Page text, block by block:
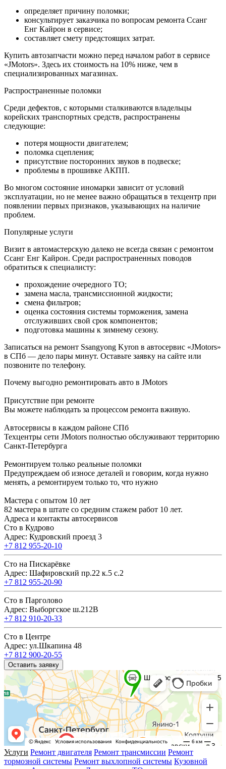
определяет причину поломки;
консультирует заказчика по вопросам ремонта Ссанг
Енг Кайрон в сервисе;
составляет смету предстоящих затрат.
Купить автозапчасти можно перед началом работ в сервисе
«JMotors». Здесь их стоимость на 10% ниже, чем в
специализированных магазинах.
Распространенные поломки
Среди дефектов, с которыми сталкиваются владельцы
корейских транспортных средств, распространены
следующие:
потеря мощности двигателем;
поломка сцепления;
присутствие посторонних звуков в подвеске;
проблемы в прошивке АКПП.
Во многом состояние иномарки зависит от условий
эксплуатации, но не менее важно обращаться в техцентр при
появлении первых признаков, указывающих на наличие
проблем.
Популярные услуги
Визит в автомастерскую далеко не всегда связан с ремонтом
Ссанг Енг Кайрон. Среди распространенных поводов
обратиться к специалисту:
прохождение очередного ТО;
замена масла, трансмиссионной жидкости;
смена фильтров;
оценка состояния системы торможения, замена
отслуживших свой срок компонентов;
подготовка машины к зимнему сезону.
Записаться на ремонт Ssangyong Kyron в автосервис «JMotors»
в СПб — дело пары минут. Оставьте заявку на сайте или
позвоните по телефону.
Почему выгодно ремонтировать авто в JMotors
Присутствие при ремонте
Вы можете наблюдать за процессом ремонта вживую.
Автосервисы в каждом районе СПб
Техцентры сети JMotors полностью обслуживают территорию
Санкт-Петербурга
Ремонтируем только реальные поломки
Предупреждаем об износе деталей и говорим, когда нужно
менять, а ремонтируем только то, что нужно
Мастера с опытом 10 лет
82 мастера в штате со средним стажем работ 10 лет.
Адреса и контакты автосервисов
Сто в Кудрово
Адрес: Кудровский проезд 3
+7 812 955-20-10
Сто на Пискарёвке
Адрес: Шафировский пр.22 к.5 с.2
+7 812 955-20-90
Сто в Парголово
Адрес: Выборгское ш.212В
+7 812 910-20-33
Сто в Центре
Адрес: ул.Шкапина 48
+7 812 900-20-55
Оставить заявку
Услуги Ремонт двигателя Ремонт трансмиссии Ремонт
тормозной системы Ремонт выхлопной системы Кузовной